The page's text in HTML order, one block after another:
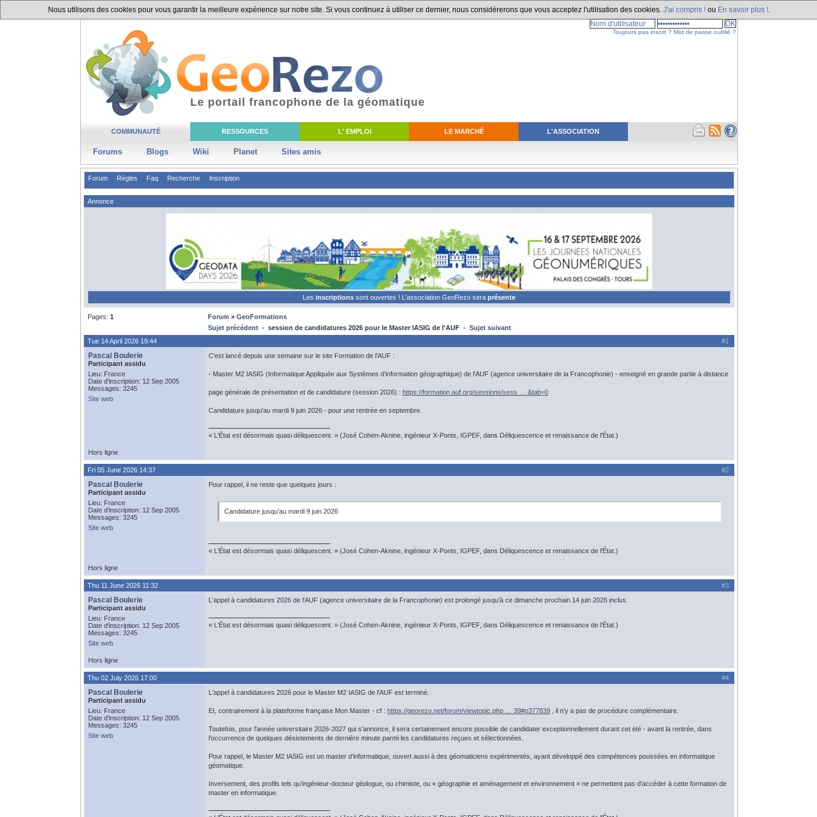
Nous utilisons des cookies pour vous garantir la meilleure expérience sur notre site. Si vous continuez à utiliser ce dernier, nous considèrerons que vous acceptez l'utilisation des cookies. J'ai compris ! ou En savoir plus !
COMMUNAUTÉ RESSOURCES L' EMPLOI LE MARCHÉ L'ASSOCIATION
Forums Blogs Wiki Planet Sites amis
Le portail francophone de la géomatique
Toujours pas inscrit ? Mot de passe oublié ?
Forum Règles Faq Recherche Inscription
Annonce
Les inscriptions sont ouvertes ! L'association GeoRezo sera présente
Pages: 1 Forum » GeoFormations
Sujet précédent - session de candidatures 2026 pour le Master IASIG de l'AUF - Sujet suivant
#1
Tue 14 April 2026 19:44
Pascal Boulerie
Participant assidu
Lieu: France
Date d'inscription: 12 Sep 2005
Messages: 3245
Site web
C'est lancé depuis une semaine sur le site Formation de l'AUF :
- Master M2 IASIG (Informatique Appliquée aux Systèmes d’information géographique) de l'AUF (agence universitaire de la Francophonie) - enseigné en grande partie à distance
page générale de présentation et de candidature (session 2026) : https://formation.auf.org/sessions/sess … &tab=0
Candidature jusqu'au mardi 9 juin 2026 - pour une rentrée en septembre.
« L'État est désormais quasi déliquescent. » (José Cohen-Aknine, ingénieur X-Ponts, IGPEF, dans Déliquescence et renaissance de l'État.)
Hors ligne
#2
Fri 05 June 2026 14:37
Pascal Boulerie
Participant assidu
Lieu: France
Date d'inscription: 12 Sep 2005
Messages: 3245
Site web
Pour rappel, il ne reste que quelques jours :
Candidature jusqu'au mardi 9 juin 2026
« L'État est désormais quasi déliquescent. » (José Cohen-Aknine, ingénieur X-Ponts, IGPEF, dans Déliquescence et renaissance de l'État.)
Hors ligne
#3
Thu 11 June 2026 11:32
Pascal Boulerie
Participant assidu
Lieu: France
Date d'inscription: 12 Sep 2005
Messages: 3245
Site web
L'appel à candidatures 2026 de l'AUF (agence universitaire de la Francophonie) est prolongé jusqu'à ce dimanche prochain 14 juin 2026 inclus.
« L'État est désormais quasi déliquescent. » (José Cohen-Aknine, ingénieur X-Ponts, IGPEF, dans Déliquescence et renaissance de l'État.)
Hors ligne
#4
Thu 02 July 2026 17:00
Pascal Boulerie
Participant assidu
Lieu: France
Date d'inscription: 12 Sep 2005
Messages: 3245
Site web
L'appel à candidatures 2026 pour le Master M2 IASIG de l'AUF est terminé.
Et, contrairement à la plateforme française Mon Master - cf : https://georezo.net/forum/viewtopic.php … 39#p377839 , il n'y a pas de procédure complémentaire.
Toutefois, pour l'année universitaire 2026-2027 qui s'annonce, il sera certainement encore possible de candidater exceptionnellement durant cet été - avant la rentrée, dans
l'occurrence de quelques désistements de dernière minute parmi les candidatures reçues et sélectionnées.
Pour rappel, le Master M2 IASIG est un master d’informatique, ouvert aussi à des géomaticiens expérimentés, ayant développé des compétences poussées en informatique
géomatique.
Inversement, des profils tels qu'ingénieur-docteur géologue, ou chimiste, ou « géographie et aménagement et environnement » ne permettent pas d'accéder à cette formation de
master en informatique.